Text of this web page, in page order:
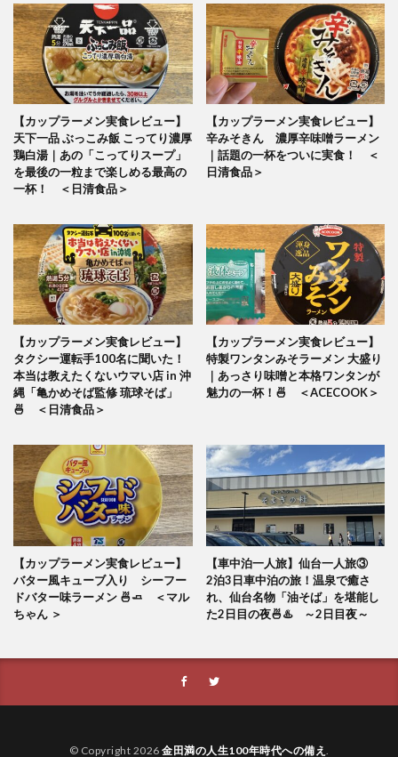
【カップラーメン実食レビュー】
天下一品 ぶっこみ飯 こってり濃厚
鶏白湯｜あの「こってりスープ」
を最後の一粒まで楽しめる最高の
一杯！ ＜日清食品＞
【カップラーメン実食レビュー】
辛みそきん 濃厚辛味噌ラーメン
｜話題の一杯をついに実食！ ＜
日清食品＞
【カップラーメン実食レビュー】
タクシー運転手100名に聞いた！
本当は教えたくないウマい店 in 沖
縄「亀かめそば監修 琉球そば」
🍜 ＜日清食品＞
【カップラーメン実食レビュー】
特製ワンタンみそラーメン 大盛り
｜あっさり味噌と本格ワンタンが
魅力の一杯！🍜 ＜ACECOOK＞
【カップラーメン実食レビュー】
バター風キューブ入り シーフー
ドバター味ラーメン 🍜🧈 ＜マル
ちゃん ＞
【車中泊一人旅】仙台一人旅③
2泊3日車中泊の旅！温泉で癒さ
れ、仙台名物「油そば」を堪能し
た2日目の夜🍜♨️ ～2日目夜～
© Copyright 2026 金田満の人生100年時代への備え